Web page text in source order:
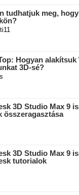
tudhatjuk meg,
Hogyan
3D-sé?
3D Studio Max 9
összeragasztása
3D Studio Max 9
tutorialok